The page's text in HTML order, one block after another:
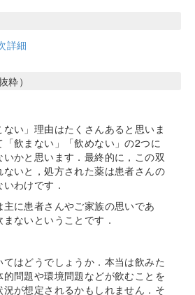
詳細
粋）
ない」理由はたくさんあると思いま
飲まない」「飲めない」の2つに
かと思います．最終的に，この双
いと，処方された薬は患者さんの
わけです．
主に患者さんやご家族の思いであ
ないということです．
てはどうでしょうか．本当は飲みた
問題や環境問題などが飲むことを
が想定されるかもしれません．そ